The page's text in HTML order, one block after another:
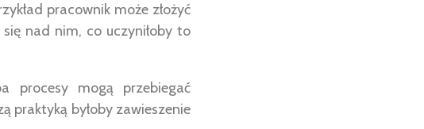
pracownik może złożyć
nad nim, co uczyniłoby to
procesy mogą przebiegać
praktyką byłoby zawieszenie